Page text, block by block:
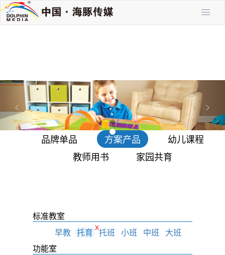
<
P
e
v
>
x
t
品牌单品 方案产品
幼儿课程
教师用书
家园共育
标准教室
早教 托育 X托班 小班 中班
大班
功能室